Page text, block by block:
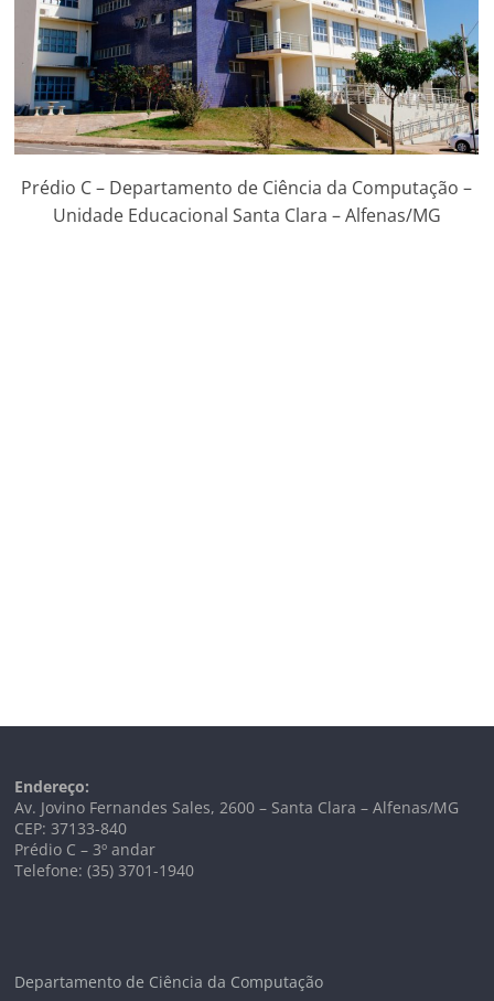
Prédio C – Departamento de Ciência da Computação –
Unidade Educacional Santa Clara – Alfenas/MG
Endereço:
Av. Jovino Fernandes Sales, 2600 – Santa Clara – Alfenas/MG
CEP: 37133-840
Prédio C – 3º andar
Telefone: (35) 3701-1940
Departamento de Ciência da Computação